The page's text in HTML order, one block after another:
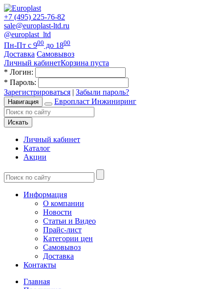
+7 (495) 225-76-82
sale@europlast-ltd.ru
@europlast_ltd
Пн-Пт с 900 до 1800
Доставка Самовывоз
Личный кабинетКорзина пуста
* Логин:
* Пароль:
Зарегистрироваться | Забыли пароль?
Навигация Европласт Инжиниринг
Искать
Личный кабинет
Каталог
Акции
Информация
О компании
Новости
Статьи и Видео
Прайс-лист
Категории цен
Самовывоз
Доставка
Контакты
Главная